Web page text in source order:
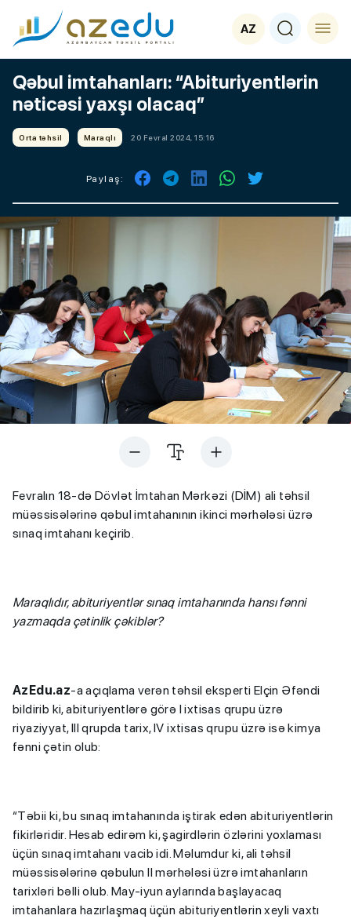
AZ
Qəbul imtahanları: “Abituriyentlərin
nəticəsi yaxşı olacaq”
Orta təhsil Maraqlı 20 Fevral 2024, 15:16
Paylaş:
Fevralın 18-də Dövlət İmtahan Mərkəzi (DİM) ali təhsil
müəssisələrinə qəbul imtahanının ikinci mərhələsi üzrə
sınaq imtahanı keçirib.
Maraqlıdır, abituriyentlər sınaq imtahanında hansı fənni
yazmaqda çətinlik çəkiblər?
AzEdu.az-a açıqlama verən təhsil eksperti Elçin Əfəndi
bildirib ki, abituriyentlərə görə I ixtisas qrupu üzrə
riyaziyyat, III qrupda tarix, IV ixtisas qrupu üzrə isə kimya
fənni çətin olub:
“Təbii ki, bu sınaq imtahanında iştirak edən abituriyentlərin
fikirləridir. Hesab edirəm ki, şagirdlərin özlərini yoxlaması
üçün sınaq imtahanı vacib idi. Məlumdur ki, ali təhsil
müəssisələrinə qəbulun II mərhələsi üzrə imtahanların
tarixləri bəlli olub. May-iyun aylarında başlayacaq
imtahanlara hazırlaşmaq üçün abituriyentlərin xeyli vaxtı